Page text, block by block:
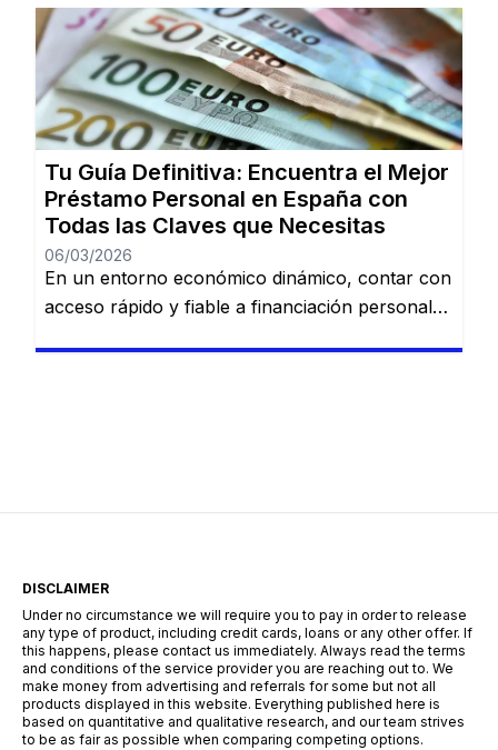
largamente esperados, tener la información
adecuada sobre préstamos disponibles puede
marcar la diferencia. En esta guía, descubrirás
los mejores préstamos personales del mercado
español: Dineti, BBVA Préstamo Personal,
Cofidis, […]
Tu Guía Definitiva: Encuentra el Mejor
Préstamo Personal en España con
Todas las Claves que Necesitas
06/03/2026
En un entorno económico dinámico, contar con
acceso rápido y fiable a financiación personal
español: Dineti, BBVA Préstamo Personal,
DISCLAIMER
Under no circumstance we will require you to pay in order to release
any type of product, including credit cards, loans or any other offer. If
this happens, please contact us immediately. Always read the terms
and conditions of the service provider you are reaching out to. We
make money from advertising and referrals for some but not all
products displayed in this website. Everything published here is
based on quantitative and qualitative research, and our team strives
to be as fair as possible when comparing competing options.